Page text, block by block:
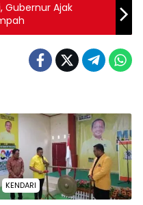
Gubernur Ajak
KENDARI